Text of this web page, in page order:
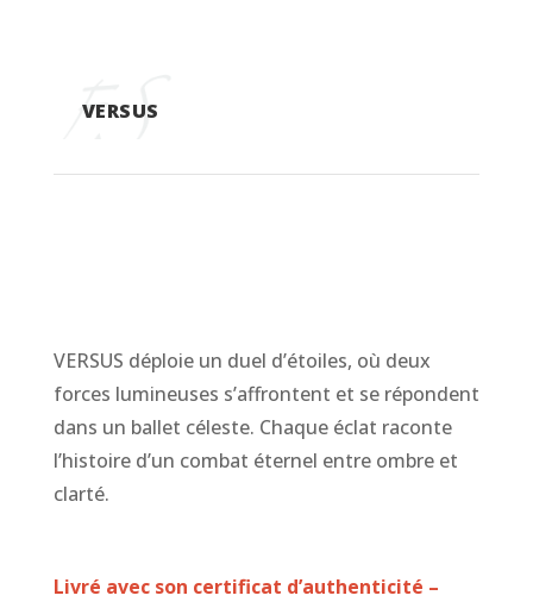
VERSUS
VERSUS déploie un duel d’étoiles, où deux
forces lumineuses s’affrontent et se répondent
dans un ballet céleste. Chaque éclat raconte
l’histoire d’un combat éternel entre ombre et
clarté.
Livré avec son certificat d’authenticité –